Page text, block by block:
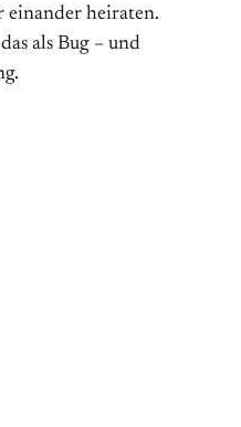
einander heiraten.
als Bug – und